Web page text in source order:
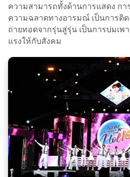
ความสามารถทั้งด้านการแสดง ก
ความฉลาดทางอารมณ์ เป็นการติ
ถ่ายทอดจากรุ่นสู่รุ่น เป็นการบ่มเพ
แรงให้กับสังคม